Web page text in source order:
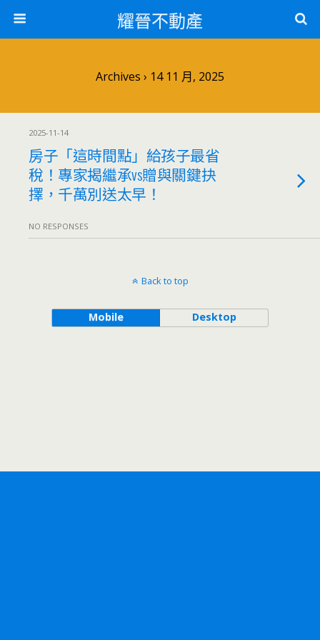
耀晉不動產
Archives › 14 11 月, 2025
2025-11-14
房子「這時間點」給孩子最省
稅！專家揭繼承vs贈與關鍵抉
擇，千萬別送太早！
NO RESPONSES
Back to top
Mobile Desktop